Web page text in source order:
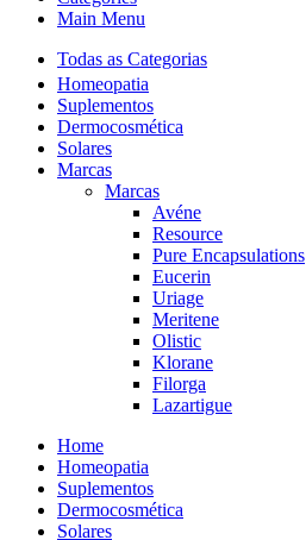
Main Menu
Todas as Categorias
Homeopatia
Suplementos
Dermocosmética
Solares
Marcas
Marcas
Avéne
Resource
Pure Encapsulations
Eucerin
Uriage
Meritene
Olistic
Klorane
Filorga
Lazartigue
Home
Homeopatia
Suplementos
Dermocosmética
Solares